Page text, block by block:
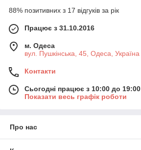
88% позитивних з 17 відгуків за рік
Працює з 31.10.2016
м. Одеса
вул. Пушкінська, 45, Одеса, Україна
Контакти
Сьогодні працює з 10:00 до 19:00
Показати весь графік роботи
Про нас